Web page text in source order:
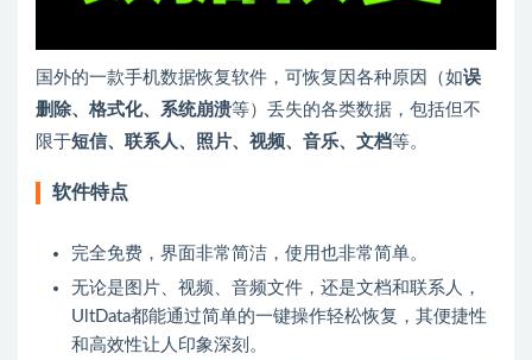
国外的一款手机数据恢复软件 ，可恢复因各种原因（如误
删除、格式化、系统崩溃等）丢失的各类数据，包括但不
限于短信、联系人、照片、视频、音乐、文档等。
软件特点
完全免费，界面非常简洁，使用也非常简单。
无论是图片、视频、音频文件，还是文档和联系人，
UltData都能通过简单的一键操作轻松恢复，其便捷性
和高效性让人印象深刻。